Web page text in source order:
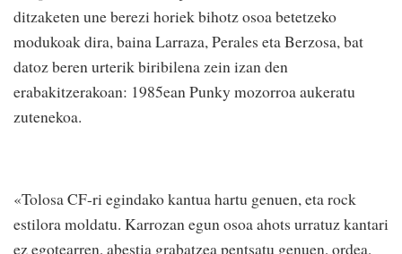
ditzaketen une berezi horiek bihotz osoa betetzeko
modukoak dira, baina Larraza, Perales eta Berzosa, bat
datoz beren urterik biribilena zein izan den
erabakitzerakoan: 1985ean Punky mozorroa aukeratu
zutenekoa.
«Tolosa CF-ri egindako kantua hartu genuen, eta rock
estilora moldatu. Karrozan egun osoa ahots urratuz kantari
ez egotearren, abestia grabatzea pentsatu genuen, ordea,